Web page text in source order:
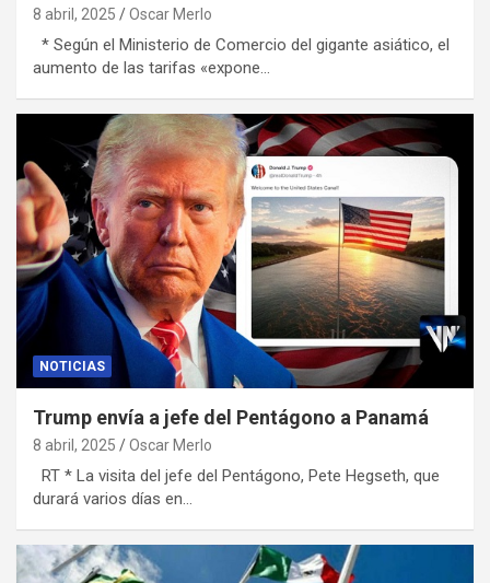
8 abril, 2025 Oscar Merlo
* Según el Ministerio de Comercio del gigante asiático, el
aumento de las tarifas «expone…
NOTICIAS
Trump envía a jefe del Pentágono a Panamá
8 abril, 2025 Oscar Merlo
RT * La visita del jefe del Pentágono, Pete Hegseth, que
durará varios días en…